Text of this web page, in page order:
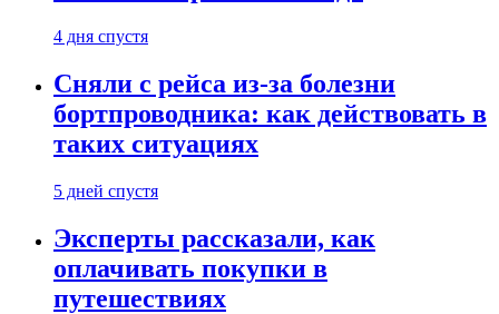
4 дня спустя
Сняли с рейса из-за болезни
бортпроводника: как действовать в
таких ситуациях
5 дней спустя
Эксперты рассказали, как
оплачивать покупки в
путешествиях